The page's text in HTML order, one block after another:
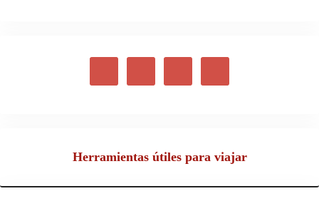
Herramientas útiles para viajar